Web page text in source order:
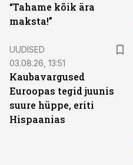
“Tahame kõik ära
maksta!”
UUDISED
03.08.26, 13:51
Kaubavargused
Euroopas tegid juunis
suure hüppe, eriti
Hispaanias